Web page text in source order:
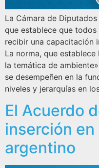
La Cámara de
que establece que
recibir una capacitación
La norma, que
la temática de
se desempeñen en la
niveles y jerarquías en
El Acuerdo
inserción
argentino